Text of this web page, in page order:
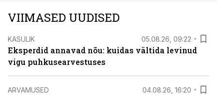
VIIMASED UUDISED
KASULIK 05.08.26, 09:22
Eksperdid annavad nõu: kuidas vältida levinud
vigu puhkusearvestuses
ARVAMUSED 04.08.26, 16:20